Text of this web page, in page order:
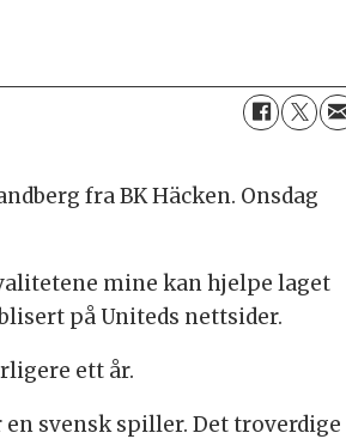
fra BK Häcken. Onsdag
mine kan hjelpe laget
på Uniteds nettsider.
ett år.
svensk spiller. Det troverdige